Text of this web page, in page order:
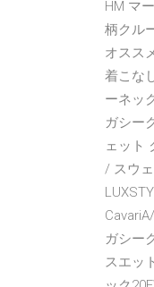
HM マ
柄クル
オスス
着こな
ーネッ
ガシー
ェット
/ スウ
ガシー
スエッ